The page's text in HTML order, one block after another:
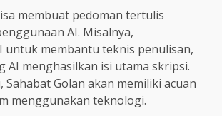
membuat pedoman tertulis
AI. Misalnya,
untuk membantu teknis penulisan,
AI menghasilkan isi utama skripsi.
Sahabat Golan akan memiliki acuan
menggunakan teknologi.